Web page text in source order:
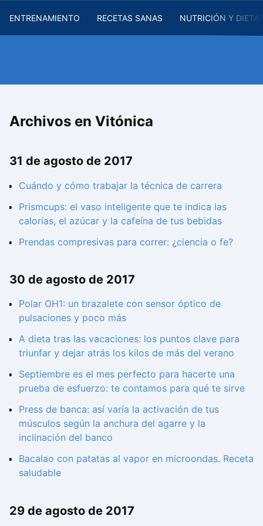
ENTRENAMIENTO RECETAS SANAS NUTRICIÓN Y
Archivos en Vitónica
31 de agosto de 2017
Cuándo y cómo trabajar la técnica de carrera
Prismcups: el vaso inteligente que te indica las
calorías, el azúcar y la cafeína de tus bebidas
Prendas compresivas para correr: ¿ciencia o fe?
30 de agosto de 2017
Polar OH1: un brazalete con sensor óptico de
pulsaciones y poco más
A dieta tras las vacaciones: los puntos clave para
triunfar y dejar atrás los kilos de más del verano
Septiembre es el mes perfecto para hacerte una
prueba de esfuerzo: te contamos para qué te sirve
Press de banca: así varía la activación de tus
músculos según la anchura del agarre y la
inclinación del banco
Bacalao con patatas al vapor en microondas. Receta
saludable
29 de agosto de 2017